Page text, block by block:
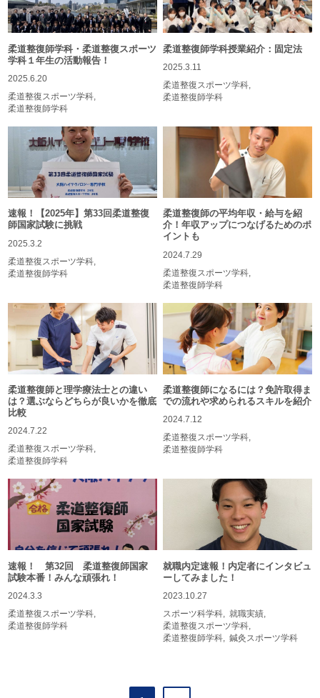
柔道整復師学科・柔道整復スポーツ
学科１年生の活動報告！
2025.6.20
柔道整復スポーツ学科
柔道整復師学科
柔道整復師学科授業紹介：固定法
2025.3.11
柔道整復スポーツ学科
柔道整復師学科
速報！【2025年】第33回柔道整復
師国家試験に挑戦
2025.3.2
柔道整復スポーツ学科
柔道整復師学科
柔道整復師の平均年収・給与を紹
介！年収アップにつなげるためのポ
イントも
2024.7.29
柔道整復スポーツ学科
柔道整復師学科
柔道整復師と理学療法士との違い
は？選ぶならどちらが良いかを徹底
比較
2024.7.22
柔道整復スポーツ学科
柔道整復師学科
柔道整復師になるには？免許取得ま
での流れや求められるスキルを紹介
2024.7.12
柔道整復スポーツ学科
柔道整復師学科
速報！ 第32回 柔道整復師国家
試験本番！みんな頑張れ！
2024.3.3
柔道整復スポーツ学科
柔道整復師学科
就職内定速報！内定者にインタビュ
ーしてみました！
2023.10.27
スポーツ科学科
就職実績
柔道整復スポーツ学科
柔道整復師学科
鍼灸スポーツ学科